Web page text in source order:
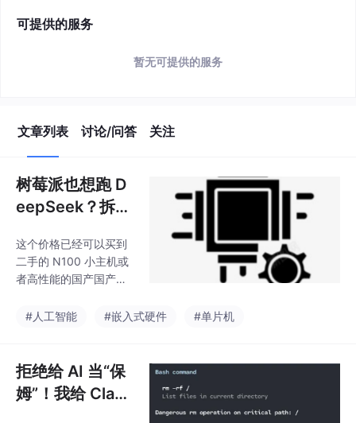
可提供的服务
暂无可提供的服务
文章列表 讨论/问答 关注
树莓派也想跑 D
eepSeek？拆解
I HAT+ 2，这次
是真的“端侧大模
这个价格已经可以买到
二手的 N100 小主机或
者高性能的国产国产国
莓派的核心价值在于“即
pberry Pi OS，支持软
件栈，这意味着你几分
钟内就能把一个 4K 摄
#人工智能 #嵌入式硬件 #单片机
拒绝给 AI 当“保
姆”！我给 Clau